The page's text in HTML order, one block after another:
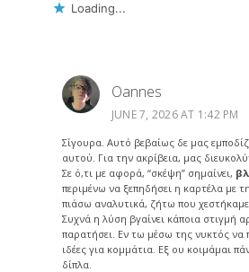
Loading...
Oannes
JUNE 7, 2026 AT 1:42 PM
Σίγουρα. Αυτό βεβαίως δε μας
αυτού. Για την ακρίβεια, μας
Σε ό,τι με αφορά, “σκέψη” σημαίνει,
περιμένω να ξεπηδήσει η καρτέλα με
πιάσω αναλυτικά, ζήτω που χεστήκαμε.
Συχνά η λύση βγαίνει κάποια στιγμή
παρατήσει. Εν τω μέσω της νυκτός να
ιδέες για κομμάτια. Εξ ου κοιμάμαι
δίπλα.